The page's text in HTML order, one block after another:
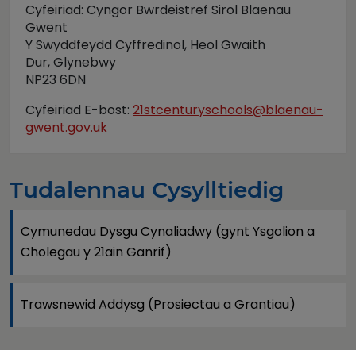
Cyfeiriad: Cyngor Bwrdeistref Sirol Blaenau
Gwent
Y Swyddfeydd Cyffredinol, Heol Gwaith
Dur, Glynebwy
NP23 6DN
Cyfeiriad E-bost: 21stcenturyschools@blaenau-
gwent.gov.uk
Tudalennau Cysylltiedig
Cymunedau Dysgu Cynaliadwy (gynt Ysgolion a
Cholegau y 21ain Ganrif)
Trawsnewid Addysg (Prosiectau a Grantiau)